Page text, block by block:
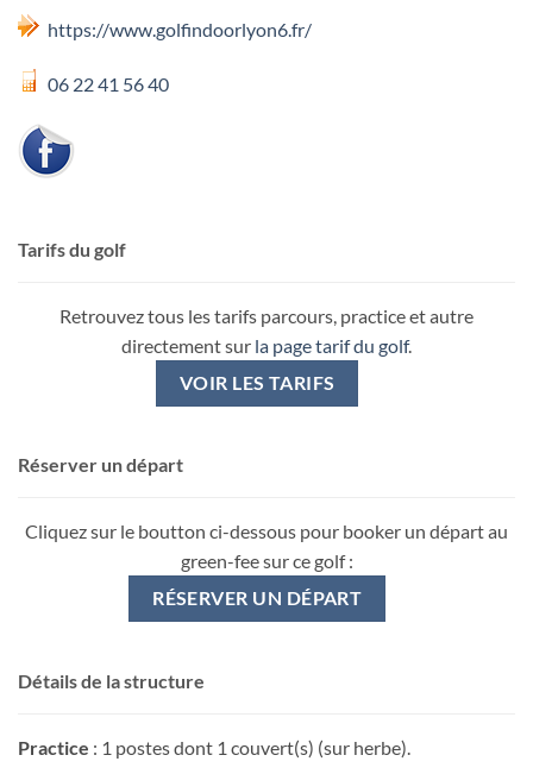
https://www.golfindoorlyon6.fr/
06 22 41 56 40
Tarifs du golf
Retrouvez tous les tarifs parcours, practice et autre
directement sur la page tarif du golf.
VOIR LES TARIFS
Réserver un départ
Cliquez sur le boutton ci-dessous pour booker un départ au
green-fee sur ce golf :
RÉSERVER UN DÉPART
Détails de la structure
Practice : 1 postes dont 1 couvert(s) (sur herbe).